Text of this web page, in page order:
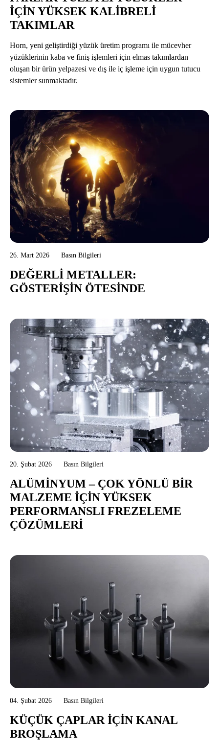
IÇIN YÜKSEK KALIBRELI
TAKIMLAR
Horn, yeni geliştirdiği yüzük üretim programı ile mücevher
yüzüklerinin kaba ve finiş işlemleri için elmas takımlardan
oluşan bir ürün yelpazesi ve dış ile iç işleme için uygun tutucu
sistemler sunmaktadır.
26. Mart 2026 Basın Bilgileri
DEĞERLI METALLER:
GÖSTERIŞIN ÖTESINDE
20. Şubat 2026 Basın Bilgileri
ALÜMINYUM – ÇOK YÖNLÜ BIR
MALZEME İÇIN YÜKSEK
PERFORMANSLI FREZELEME
ÇÖZÜMLERI
04. Şubat 2026 Basın Bilgileri
KÜÇÜK ÇAPLAR İÇIN KANAL
BROŞLAMA